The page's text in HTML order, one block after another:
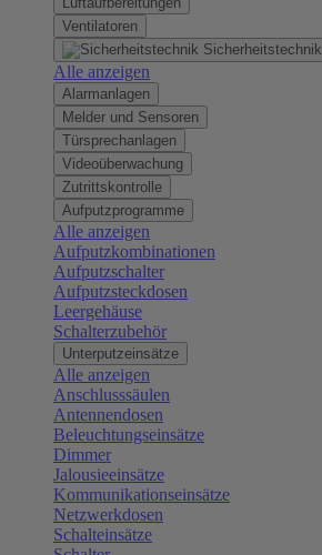
Ventilatoren
Sicherheitstechnik
Alle anzeigen
Alarmanlagen
Melder und Sensoren
Türsprechanlagen
Videoüberwachung
Zutrittskontrolle
Aufputzprogramme
Alle anzeigen
Aufputzkombinationen
Aufputzschalter
Aufputzsteckdosen
Leergehäuse
Schalterzubehör
Unterputzeinsätze
Alle anzeigen
Anschlusssäulen
Antennendosen
Beleuchtungseinsätze
Dimmer
Jalousieeinsätze
Kommunikationseinsätze
Netzwerkdosen
Schalteinsätze